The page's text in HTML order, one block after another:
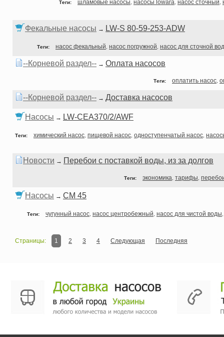
Теги: шламовые насосы насосы lowara насос сточный
Фекальные насосы → LW-S 80-59-253-ADW
Теги: насос фекальный насос погружной насос для сточной
--Корневой раздел-- → Оплата насосов
Теги: оплатить насос
--Корневой раздел-- → Доставка насосов
Насосы → LW-CEA370/2/AWF
Теги: химический насос пищевой насос одноступенчатый насос
Новости → Перебои с поставкой воды, из за долгов
Теги: экономика тарифы
Насосы → CM 45
Теги: чугунный насос насос центробежный насос для чистой воды
Страницы: 1 2 3 4 Следующая Последняя